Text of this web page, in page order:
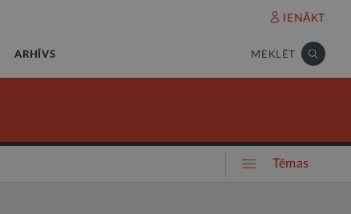
IENĀKT
ARHĪVS MEKLĒT
Tēmas